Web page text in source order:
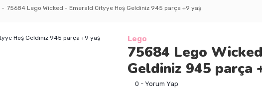
75684 Lego Wicked - Emerald Cityye Hoş Geldiniz 945 parça +9 yaş
Lego
75684 Lego
Geldiniz 945 parça
0 - Yorum Yap